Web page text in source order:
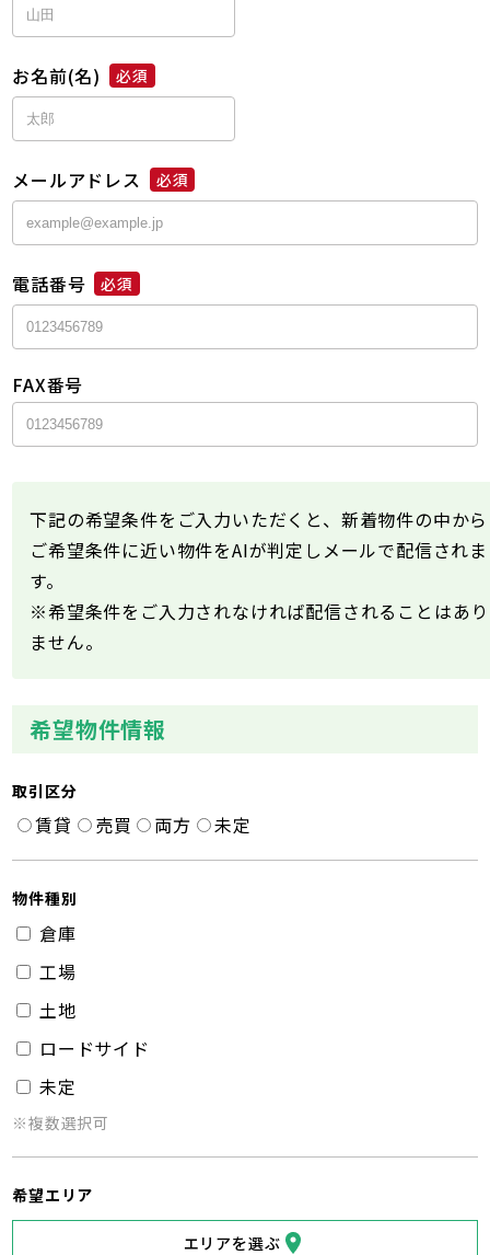
お名前(名) 必須
メールアドレス 必須
電話番号 必須
FAX番号
下記の希望条件をご入力いただくと、新着物件の中から
ご希望条件に近い物件をAIが判定しメールで配信されま
す。
※希望条件をご入力されなければ配信されることはあり
ません。
希望物件情報
取引区分
賃貸 売買 両方 未定
物件種別
倉庫
工場
土地
ロードサイド
未定
※複数選択可
希望エリア
エリアを選ぶ